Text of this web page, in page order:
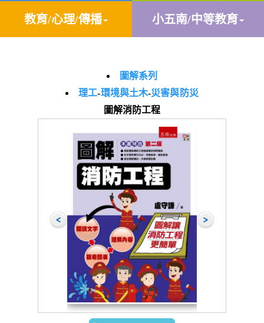
教育/心理/傳播 小五南/中等教育
圖解系列
理工-環境與土木-災害與防災
圖解消防工程